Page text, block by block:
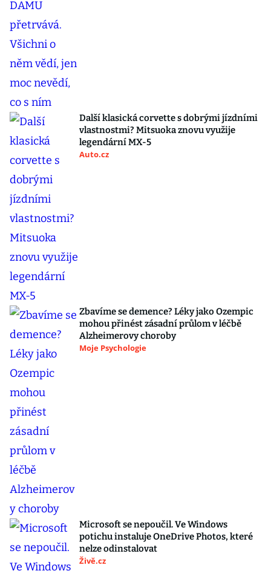
Další klasická corvette s dobrými jízdními
vlastnostmi? Mitsuoka znovu využije
legendární MX-5
Auto.cz
Zbavíme se demence? Léky jako Ozempic
mohou přinést zásadní průlom v léčbě
Alzheimerovy choroby
Moje Psychologie
Microsoft se nepoučil. Ve Windows
potichu instaluje OneDrive Photos, které
nelze odinstalovat
Živě.cz